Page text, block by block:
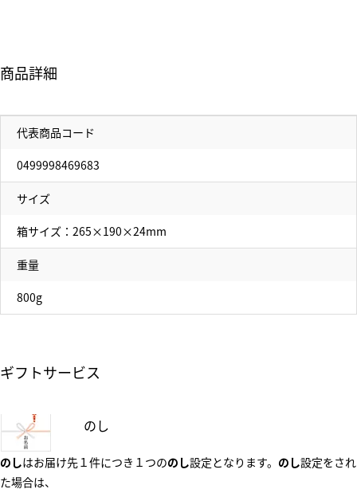
商品詳細
代表商品コード
0499998469683
サイズ
箱サイズ：265×190×24mm
重量
800g
ギフトサービス
のし
のしはお届け先１件につき１つののし設定となります。 のし設定をされ
た場合は、